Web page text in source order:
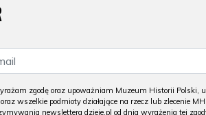
zgodę oraz upoważniam Muzeum Historii
wszelkie podmioty działające na rzecz lub zlecenie
newslettera dzieje.pl od dnia wyrażenia tej